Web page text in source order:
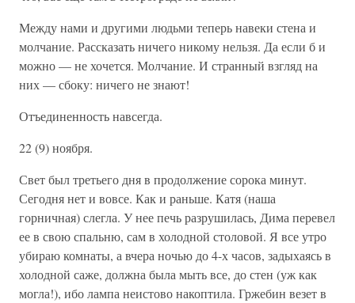
Между нами и другими людьми теперь навеки стена и
молчание. Рассказать ничего никому нельзя. Да если б и
можно — не хочется. Молчание. И странный взгляд на
них — сбоку: ничего не знают!
Отъединенность навсегда.
22 (9) ноября.
Свет был третьего дня в продолжение сорока минут.
Сегодня нет и вовсе. Как и раньше. Катя (наша
горничная) слегла. У нее печь разрушилась, Дима перевел
ее в свою спальню, сам в холодной столовой. Я все утро
убираю комнаты, а вчера ночью до 4-х часов, задыхаясь в
холодной саже, должна была мыть все, до стен (уж как
могла!), ибо лампа неистово накоптила. Гржебин везет в